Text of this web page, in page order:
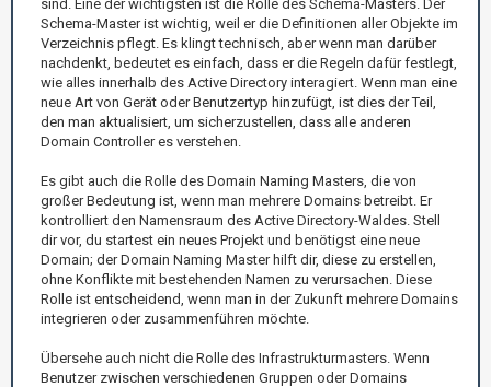
sind. Eine der wichtigsten ist die Rolle des Schema-Masters. Der
Schema-Master ist wichtig, weil er die Definitionen aller Objekte im
Verzeichnis pflegt. Es klingt technisch, aber wenn man darüber
nachdenkt, bedeutet es einfach, dass er die Regeln dafür festlegt,
wie alles innerhalb des Active Directory interagiert. Wenn man eine
neue Art von Gerät oder Benutzertyp hinzufügt, ist dies der Teil,
den man aktualisiert, um sicherzustellen, dass alle anderen
Domain Controller es verstehen.
Es gibt auch die Rolle des Domain Naming Masters, die von
großer Bedeutung ist, wenn man mehrere Domains betreibt. Er
kontrolliert den Namensraum des Active Directory-Waldes. Stell
dir vor, du startest ein neues Projekt und benötigst eine neue
Domain; der Domain Naming Master hilft dir, diese zu erstellen,
ohne Konflikte mit bestehenden Namen zu verursachen. Diese
Rolle ist entscheidend, wenn man in der Zukunft mehrere Domains
integrieren oder zusammenführen möchte.
Übersehe auch nicht die Rolle des Infrastrukturmasters. Wenn
Benutzer zwischen verschiedenen Gruppen oder Domains